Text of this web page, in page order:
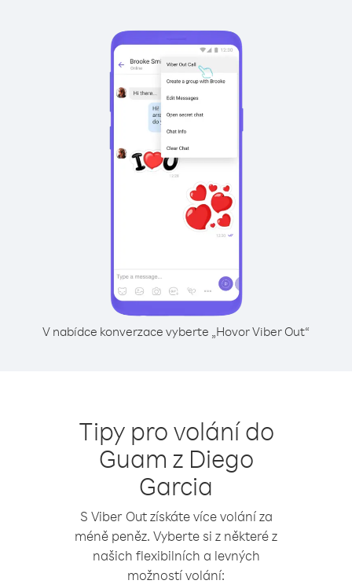
V nabídce konverzace vyberte „Hovor Viber Out“
Tipy pro volání do
Guam z Diego
Garcia
S Viber Out získáte více volání za
méně peněz. Vyberte si z některé z
našich flexibilních a levných
možností volání: